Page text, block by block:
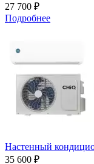
27 700 ₽
Подробнее
Настенный
35 600 ₽